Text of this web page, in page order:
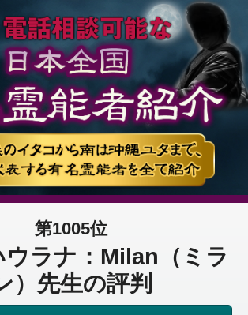
第1005位
ウラナ：Milan（ミラ
）先生の評判